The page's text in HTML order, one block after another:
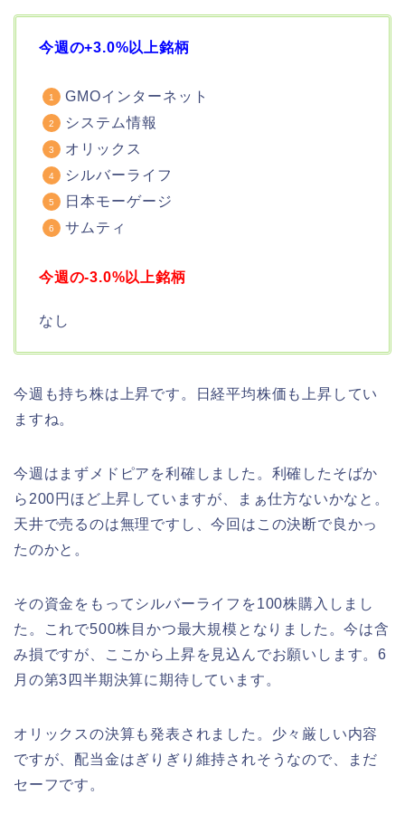
今週の+3.0%以上銘柄
GMOインターネット
システム情報
オリックス
シルバーライフ
日本モーゲージ
サムティ
今週の-3.0%以上銘柄
なし
今週も持ち株は上昇です。日経平均株価も上昇してい
ますね。
今週はまずメドピアを利確しました。利確したそばか
ら200円ほど上昇していますが、まぁ仕方ないかなと。
天井で売るのは無理ですし、今回はこの決断で良かっ
たのかと。
その資金をもってシルバーライフを100株購入しまし
た。これで500株目かつ最大規模となりました。今は含
み損ですが、ここから上昇を見込んでお願いします。6
月の第3四半期決算に期待しています。
オリックスの決算も発表されました。少々厳しい内容
ですが、配当金はぎりぎり維持されそうなので、まだ
セーフです。